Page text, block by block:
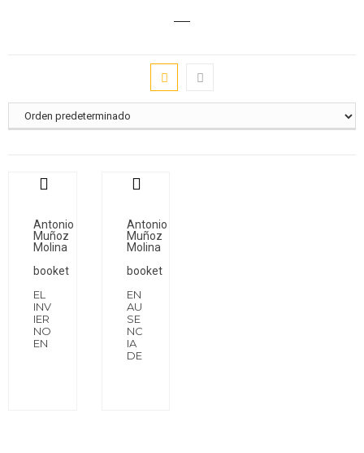
Antonio
Muñoz
Molina
booket
EL
INV
IER
NO
EN
Antonio
Muñoz
Molina
booket
EN
AU
SE
NC
IA
DE